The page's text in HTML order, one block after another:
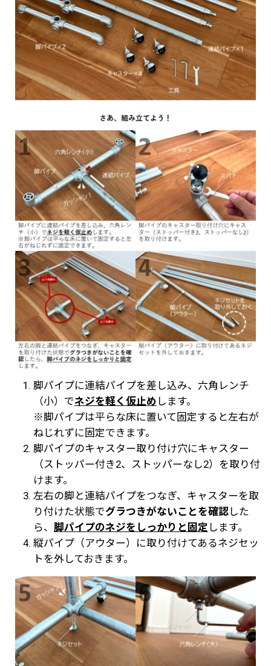
脚パイプに連結パイプを差し込み、六角レンチ
（小）でネジを軽く仮止め します。
※脚パイプは平らな床に置いて固定すると左右が
ねじれずに固定できます。
脚パイプのキャスター取り付け穴にキャスター
（ストッパー付き2、ストッパーなし2）を取り付
けます。
左右の脚と連結パイプをつなぎ、キャスターを取
り付けた状態でグラつきがないことを確認 した
ら、 脚パイプのネジをしっかりと固定 します。
縦パイプ（アウター）に取り付けてあるネジセッ
トを外しておきます。